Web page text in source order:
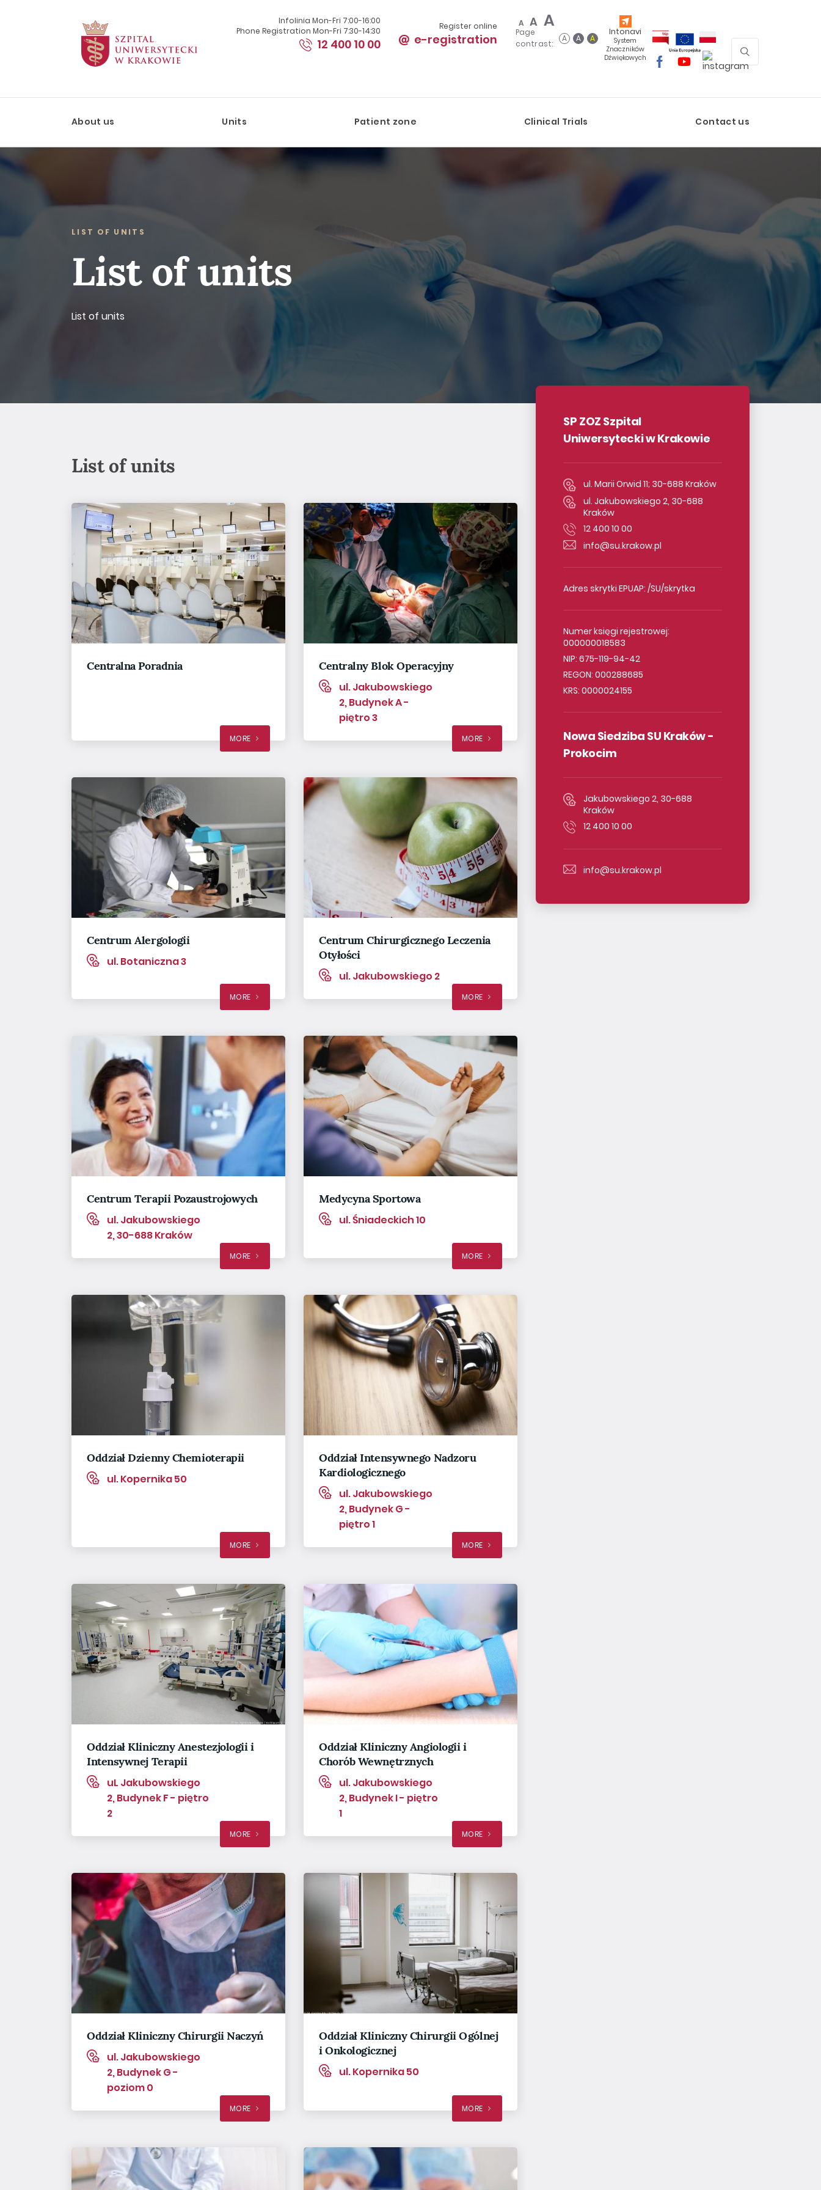
Infolinia Mon-Fri 7:00-16:00
Phone Registration Mon-Fri 7:30-14:30
12 400 10 00
Register online
e-registration
A A A
Page
contrast:
A A A
Intonavi
System
Znaczników
Dźwiękowych
Otwórz
About us Units Patient zone Clinical Trials Contact us
LIST OF UNITS
List of units
List of units
List of units
Centralna Poradnia
MORE
Centralny Blok Operacyjny
ul. Jakubowskiego
2, Budynek A -
piętro 3
MORE
Centrum Alergologii
ul. Botaniczna 3
MORE
Centrum Chirurgicznego Leczenia
Otyłości
ul. Jakubowskiego 2
MORE
Centrum Terapii Pozaustrojowych
ul. Jakubowskiego
2, 30-688 Kraków
MORE
Medycyna Sportowa
ul. Śniadeckich 10
MORE
Oddział Dzienny Chemioterapii
ul. Kopernika 50
MORE
Oddział Intensywnego Nadzoru
Kardiologicznego
ul. Jakubowskiego
2, Budynek G -
piętro 1
MORE
Oddział Kliniczny Anestezjologii i
Intensywnej Terapii
uL Jakubowskiego
2, Budynek F - piętro
2
MORE
Oddział Kliniczny Angiologii i
Chorób Wewnętrznych
ul. Jakubowskiego
2, Budynek I - piętro
1
MORE
Oddział Kliniczny Chirurgii Naczyń
ul. Jakubowskiego
2, Budynek G -
poziom 0
MORE
Oddział Kliniczny Chirurgii Ogólnej
i Onkologicznej
ul. Kopernika 50
MORE
SP ZOZ Szpital
Uniwersytecki w Krakowie
ul. Marii Orwid 11; 30-688 Kraków
ul. Jakubowskiego 2, 30-688
Kraków
12 400 10 00
info@su.krakow.pl
Adres skrytki EPUAP: /SU/skrytka
Numer księgi rejestrowej:
000000018583
NIP: 675-119-94-42
REGON: 000288685
KRS: 0000024155
Nowa Siedziba SU Kraków -
Prokocim
Jakubowskiego 2, 30-688
Kraków
12 400 10 00
info@su.krakow.pl